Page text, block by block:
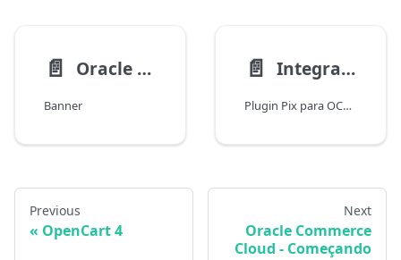
📄️ Oracle Commerce Cloud - Começando
Banner
📄️ Integrando Oracle Commerce Cloud na Woovi
Plugin Pix para OCC - Oracle Commerce Cloud
Previous
OpenCart 4
Next
Oracle Commerce
Cloud - Começando